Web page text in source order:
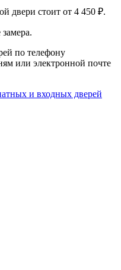
двери стоит от 4 450 ₽.
по телефону
или электронной почте
и входных дверей